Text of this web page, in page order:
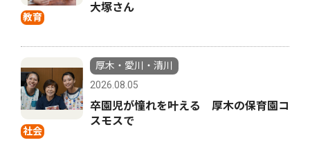
教育
大塚さん
社会
厚木・愛川・清川
2026.08.05
卒園児が憧れを叶える 厚木の保育園コ
スモスで